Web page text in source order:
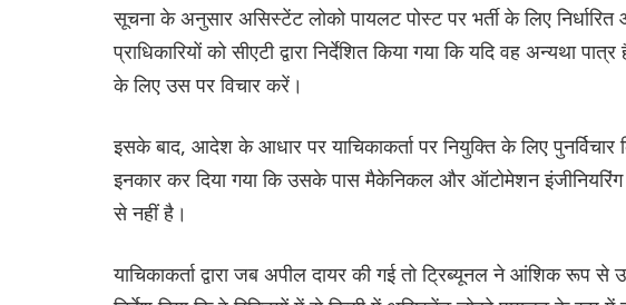
सूचना के अनुसार असिस्टेंट लोको पायलट पोस्ट पर भर्ती के लिए निर्धारित
प्राधिकारियों को सीएटी द्वारा निर्देशित किया गया कि यदि वह अन्यथा
के लिए उस पर विचार करें।
इसके बाद, आदेश के आधार पर याचिकाकर्ता पर नियुक्ति के लिए
इनकार कर दिया गया कि उसके पास मैकेनिकल और ऑटोमेशन इंजीनियरिंग का
से नहीं है।
याचिकाकर्ता द्वारा जब अपील दायर की गई तो ट्रिब्यूनल ने आंशिक रूप से